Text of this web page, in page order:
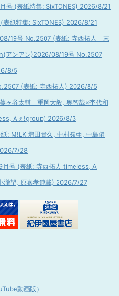
号 (表紙特集: SixTONES) 2026/8/21
紙特集: SixTONES) 2026/8/21
19号 No.2507 (表紙: 寺西拓人 末
アンアン)2026/08/19号 No.2507
8/5
(表紙: 寺西拓人) 2026/8/5
ヶ谷太輔 重岡大毅, 奥智哉×杢代和
Aぇ!group) 2026/8/3
: M!LK 増田貴久, 中村嶺亜, 中島健
7/28
月号 (表紙: 寺西拓人 timeless, A
瀧望, 原嘉孝連載) 2026/7/27
動画版）